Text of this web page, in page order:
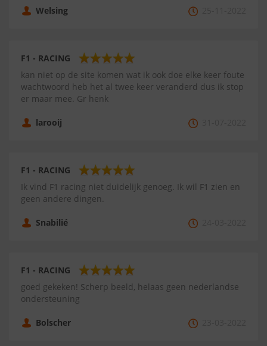
Welsing
F1 - RACING
kan niet op de site komen wat ik ook doe elke keer foute
wachtwoord heb het al twee keer veranderd dus ik stop
er maar mee. Gr henk
larooij
F1 - RACING
Ik vind F1 racing niet duidelijk genoeg. Ik wil F1 zien en
geen andere dingen.
Snabilié
F1 - RACING
goed gekeken! Scherp beeld, helaas geen nederlandse
ondersteuning
Bolscher